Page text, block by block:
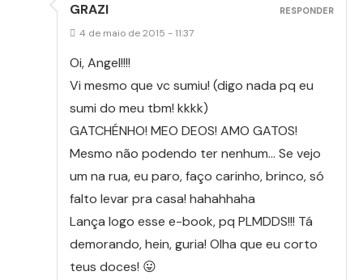
GRAZI
4 de maio de 2015 - 11:37
Oi, Angel!!!!
Vi mesmo que vc sumiu! (digo nada pq eu
sumi do meu tbm! kkkk)
GATCHÉNHO! MEO DEOS! AMO GATOS!
Mesmo não podendo ter nenhum… Se vejo
um na rua, eu paro, faço carinho, brinco, só
falto levar pra casa! hahahhaha
Lança logo esse e-book, pq PLMDDS!!! Tá
demorando, hein, guria! Olha que eu corto
teus doces! 😛
RESPONDER